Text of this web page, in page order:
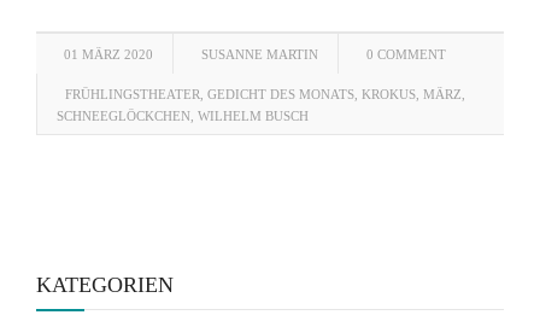
01 MÄRZ 2020 SUSANNE MARTIN 0 COMMENT
FRÜHLINGSTHEATER GEDICHT DES MONATS KROKUS MÄRZ
SCHNEEGLÖCKCHEN WILHELM BUSCH
KATEGORIEN